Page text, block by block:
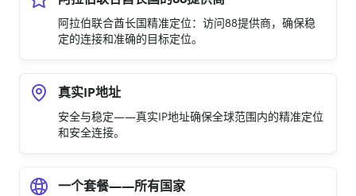
阿拉伯联合酋长国精准定位：访问88提供商，确保稳
定的连接和准确的目标定位。
真实IP地址
安全与稳定——真实IP地址确保全球范围内的精准定位
和安全连接。
一个套餐——所有国家